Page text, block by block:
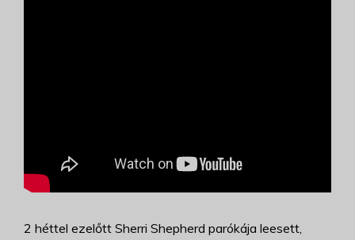
2 héttel ezelőtt Sherri Shepherd parókája leesett,